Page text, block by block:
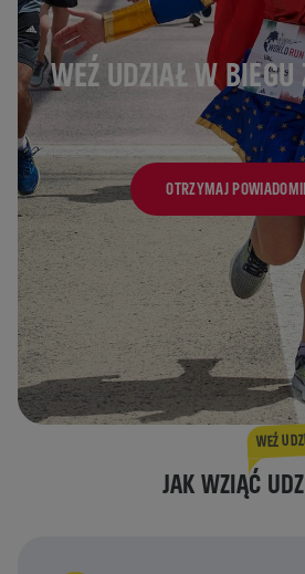
WEŹ UDZIAŁ W BIEGU
OTRZYMAJ
WEŹ
JAK WZIĄĆ